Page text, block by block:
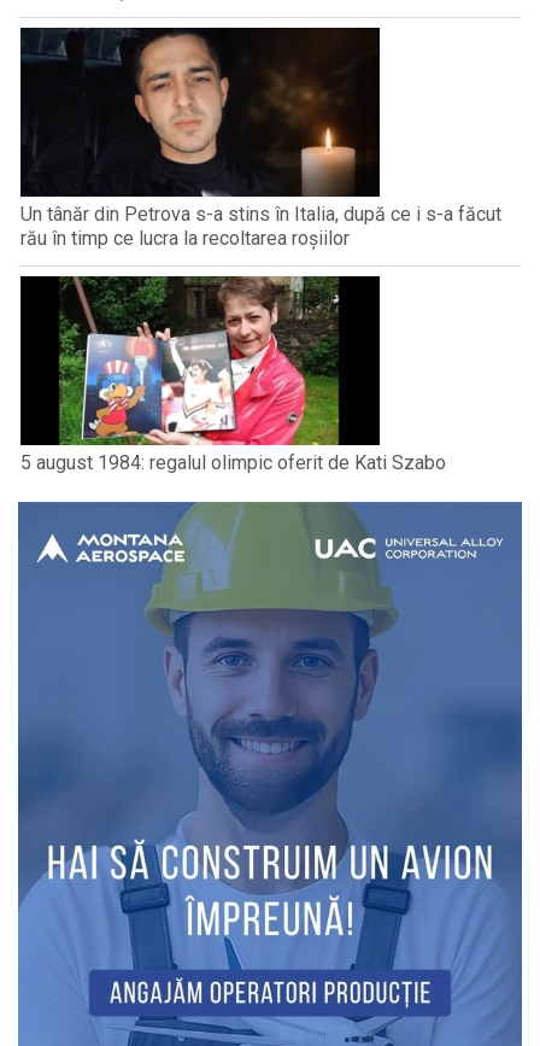
Un tânăr din Petrova s-a stins în Italia, după ce i s-a făcut
rău în timp ce lucra la recoltarea roșiilor
5 august 1984: regalul olimpic oferit de Kati Szabo